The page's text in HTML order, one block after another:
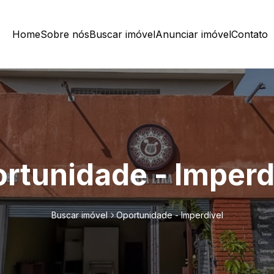
HomeSobre nósBuscar imóvelAnunciar imóvelContato
-
Buscar imóvel Oportunidade - Imperdível